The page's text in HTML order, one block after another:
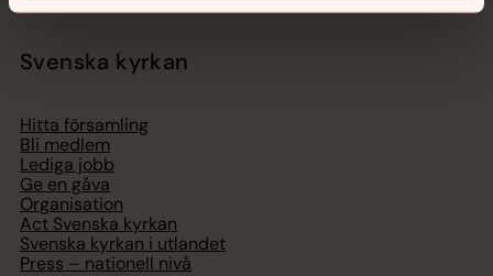
Svenska kyrkan
Hitta församling
Bli medlem
Lediga jobb
Ge en gåva
Organisation
Act Svenska kyrkan
Svenska kyrkan i utlandet
Press – nationell nivå